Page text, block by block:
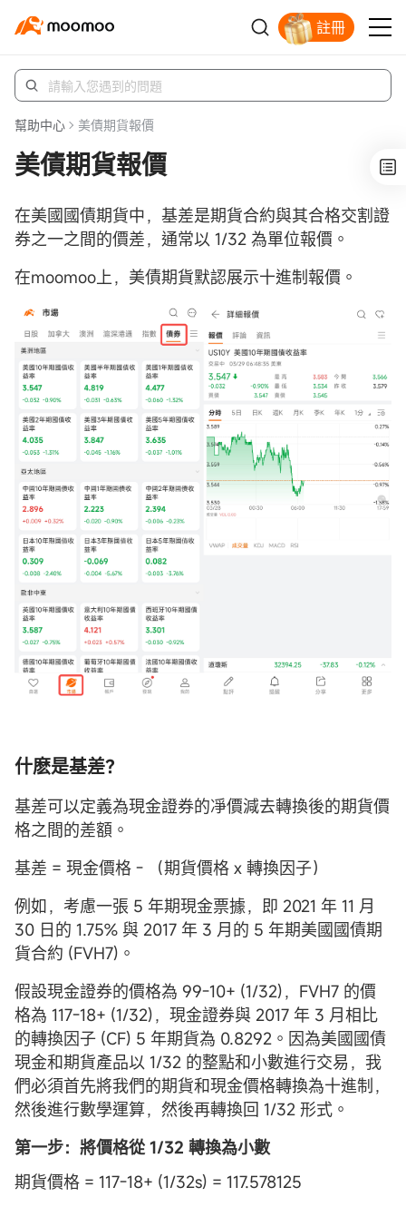
註冊
幫助中心 美債期貨報價
美債期貨報價
在美國國債期貨中，基差是期貨合約與其合格交割證
券之一之間的價差，通常以 1/32 為單位報價。
在moomoo上，美債期貨默認展示十進制報價。
什麽是基差？
基差可以定義為現金證券的凈價減去轉換後的期貨價
格之間的差額。
基差 = 現金價格 - （期貨價格 x 轉換因子）
例如，考慮一張 5 年期現金票據，即 2021 年 11 月
30 日的 1.75% 與 2017 年 3 月的 5 年期美國國債期
貨合約 (FVH7)。
假設現金證券的價格為 99-10+ (1/32)，FVH7 的價
格為 117-18+ (1/32)，現金證券與 2017 年 3 月相比
的轉換因子 (CF) 5 年期貨為 0.8292。因為美國國債
現金和期貨產品以 1/32 的整點和小數進行交易，我
們必須首先將我們的期貨和現金價格轉換為十進制，
然後進行數學運算，然後再轉換回 1/32 形式。
第一步：將價格從 1/32 轉換為小數
期貨價格 = 117-18+ (1/32s) = 117.578125